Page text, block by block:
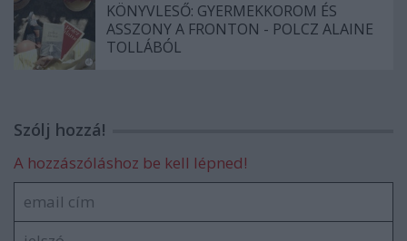
KÖNYVLESŐ: GYERMEKKOROM ÉS
ASSZONY A FRONTON - POLCZ ALAINE
TOLLÁBÓL
Szólj hozzá!
A hozzászóláshoz be kell lépned!